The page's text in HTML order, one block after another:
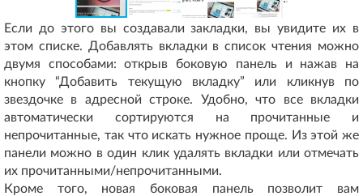
Если до этого вы создавали закладки, вы увидите их в
этом списке. Добавлять вкладки в список чтения можно
двумя способами: открыв боковую панель и нажав на
кнопку “Добавить текущую вкладку” или кликнув по
звездочке в адресной строке. Удобно, что все вкладки
автоматически сортируются на прочитанные и
непрочитанные, так что искать нужное проще. Из этой же
панели можно в один клик удалять вкладки или отмечать
их прочитанными/непрочитанными.
Кроме того, новая боковая панель позволит вам